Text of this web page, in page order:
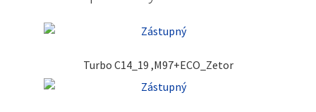
Turbo C14_19 ,M97+ECO_Zetor